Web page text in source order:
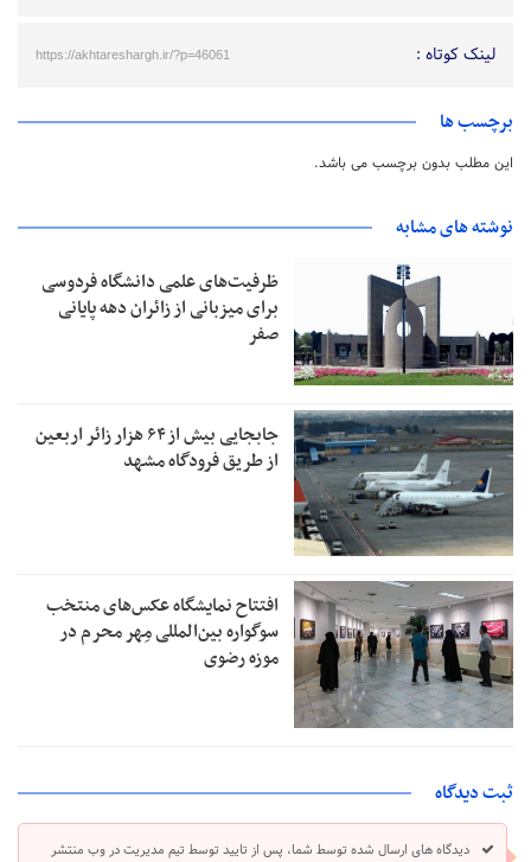
لینک کوتاه : https://akhtareshargh.ir/?p=46061
برچسب ها
این مطلب بدون برچسب می باشد.
نوشته های مشابه
ظرفیت‌های علمی دانشگاه فردوسی
برای میزبانی از زائران دهه پایانی
صفر
جابجایی بیش از ۶۴ هزار زائر اربعین
از طریق فرودگاه مشهد
افتتاح نمایشگاه عکس‌های منتخب
سوگواره بین‌المللی مِهر محرم در
موزه رضوی
ثبت دیدگاه
دیدگاه های ارسال شده توسط شما، پس از تایید توسط تیم مدیریت در وب منتشر